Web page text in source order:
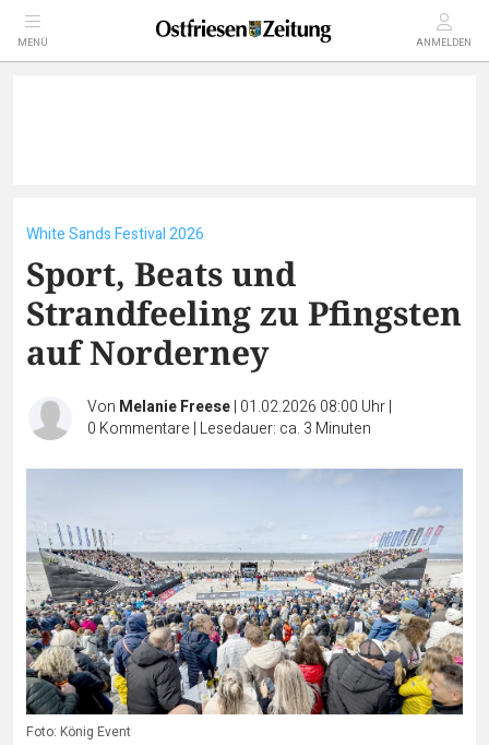
MENÜ ANMELDEN
White Sands Festival 2026
Sport, Beats und
Strandfeeling zu Pfingsten
auf Norderney
Von Melanie Freese| 01.02.2026 08:00 Uhr|
0 Kommentare | Lesedauer: ca. 3 Minuten
Foto: König Event